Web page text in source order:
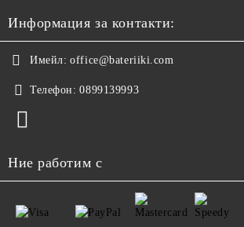
Информация за контакти:
Имейл: office@bateriiki.com
Телефон: 0899139993
Ние работим с